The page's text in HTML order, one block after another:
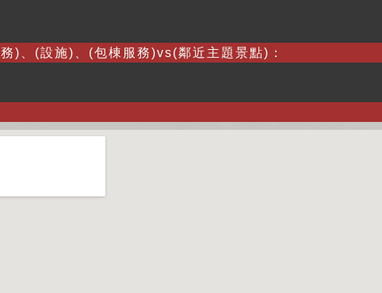
)、(設施)、(包棟服務)vs(鄰近主題景點)：